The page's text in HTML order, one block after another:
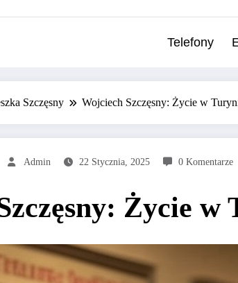
Telefony
Szczęsny Wojciech Szczęsny: Życie w
Admin 22 Stycznia, 2025 0 Komentarze
Życie